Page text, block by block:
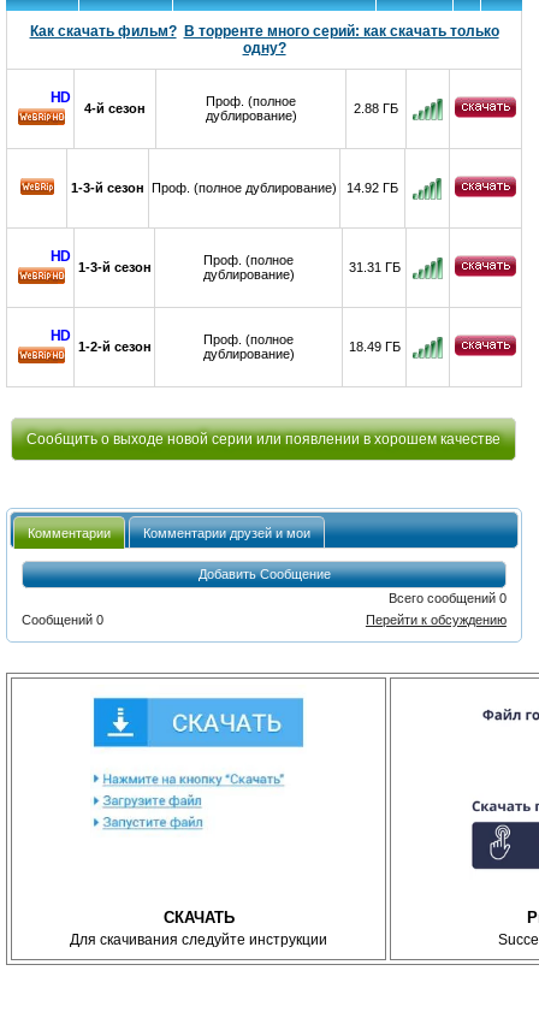
Как скачать фильм?
В торренте много серий: как скачать только
одну?
HD
4-й сезон
Проф. (полное
дублирование)
2.88 ГБ
1-3-й сезон Проф. (полное дублирование) 14.92 ГБ
HD
1-3-й сезон
Проф. (полное
дублирование)
31.31 ГБ
HD
1-2-й сезон
Проф. (полное
дублирование)
18.49 ГБ
Сообщить о выходе новой серии или появлении в хорошем качестве
Комментарии Комментарии друзей и мои
Добавить Сообщение
Всего сообщений 0
Сообщений 0
Перейти к обсуждению
СКАЧАТЬ
Для скачивания следуйте инструкции